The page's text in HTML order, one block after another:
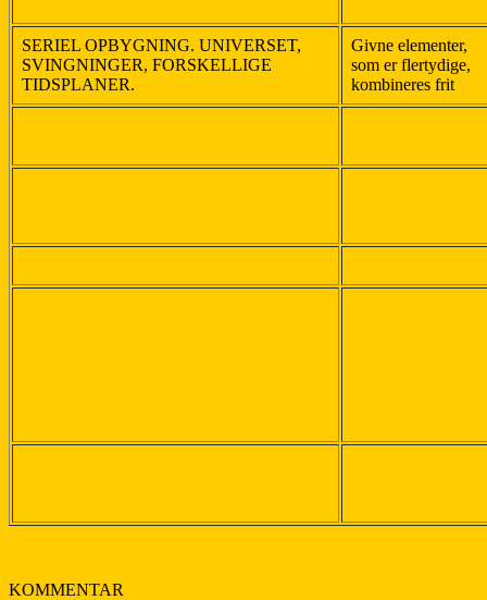
SERIEL OPBYGNING. UNIVERSET,
SVINGNINGER, FORSKELLIGE
TIDSPLANER.
Givne elementer,
som er flertydige,
kombineres frit
KOMMENTAR